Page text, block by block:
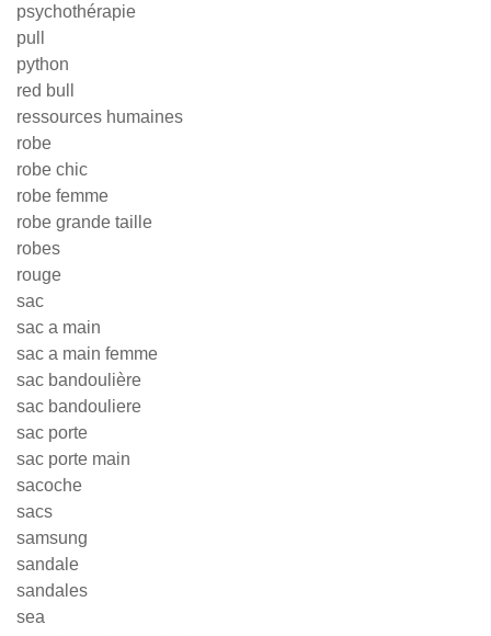
psychothérapie
pull
python
red bull
ressources humaines
robe
robe chic
robe femme
robe grande taille
robes
rouge
sac
sac a main
sac a main femme
sac bandoulière
sac bandouliere
sac porte
sac porte main
sacoche
sacs
samsung
sandale
sandales
sea